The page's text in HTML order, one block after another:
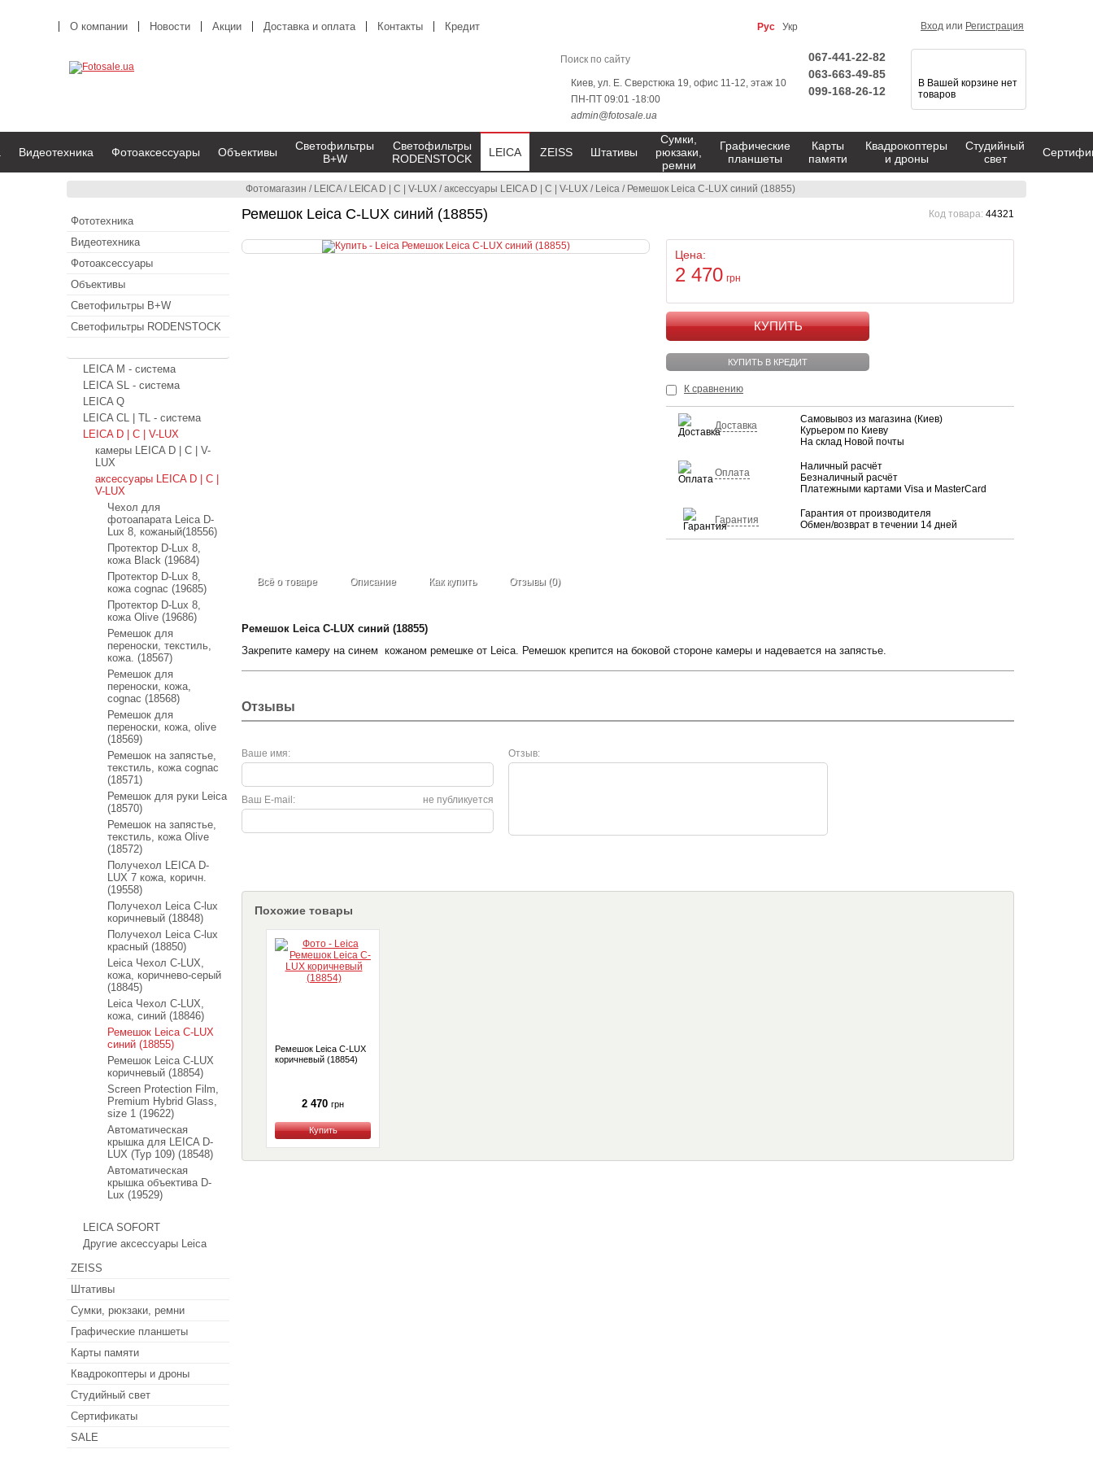
Фотомагазин / LEICA / LEICA D | C | V-LUX /аксессуары LEICA D | C | V-LUX / Leica / Ремешок Leica C-LUX синий (18855)
Ремешок Leica C-LUX синий (18855) Код товара: 44321
Цена:
2 470 грн
КУПИТЬ
КУПИТЬ В КРЕДИТ
К сравнению
Доставка
Самовывоз из магазина (Киев)
Курьером по Киеву
На склад Новой почты
Оплата
Наличный расчёт
Безналичный расчёт
Платежными картами Visa и MasterCard
Гарантия
Гарантия от производителя
Обмен/возврат в течении 14 дней
Всё о товаре Описание Как купить Отзывы (0)
Ремешок Leica C-LUX синий (18855)
Закрепите камеру на синем кожаном ремешке от Leica. Ремешок крепится на боковой стороне камеры и надевается на запястье.
Отзывы
Ваше имя: Отзыв:
не публикуется
Ваш E-mail:
Похожие товары
Ремешок Leica C-LUX
коричневый (18854)
2 470 грн
Купить
О компании Новости Акции Доставка и оплата Контакты Кредит Рус Укр Вход или Регистрация
Киев, ул. Е. Сверстюка 19, офис 11-12, этаж 10
ПН-ПТ 09:01 -18:00
admin@fotosale.ua
067-441-22-82
063-663-49-85
099-168-26-12
В Вашей корзине нет
товаров
Видеотехника Фотоаксессуары Объективы
Светофильтры
B+W
Светофильтры
RODENSTOCK
LEICA ZEISS Штативы
Сумки,
рюкзаки,
ремни
Графические
планшеты
Карты
памяти
Квадрокоптеры
и дроны
Студийный
свет
Фототехника
Видеотехника
Фотоаксессуары
Объективы
Светофильтры B+W
Светофильтры RODENSTOCK
LEICA M - система
LEICA SL - система
LEICA Q
LEICA CL | TL - система
LEICA D | C | V-LUX
камеры LEICA D | C | V-
LUX
аксессуары LEICA D | C |
V-LUX
Чехол для
фотоапарата Leica D-
Lux 8, кожаный(18556)
Протектор D-Lux 8,
кожа Black (19684)
Протектор D-Lux 8,
кожа cognac (19685)
Протектор D-Lux 8,
кожа Olive (19686)
Ремешок для
переноски, текстиль,
кожа. (18567)
Ремешок для
переноски, кожа,
cognac (18568)
Ремешок для
переноски, кожа, olive
(18569)
Ремешок на запястье,
текстиль, кожа cognac
(18571)
Ремешок для руки Leica
(18570)
Ремешок на запястье,
текстиль, кожа Olive
(18572)
Получехол LEICA D-
LUX 7 кожа, коричн.
(19558)
Получехол Leica C-lux
коричневый (18848)
Получехол Leica C-lux
красный (18850)
Leica Чехол C-LUX,
кожа, коричнево-серый
(18845)
Leica Чехол C-LUX,
кожа, синий (18846)
Ремешок Leica C-LUX
синий (18855)
Ремешок Leica C-LUX
коричневый (18854)
Screen Protection Film,
Premium Hybrid Glass,
size 1 (19622)
Автоматическая
крышка для LEICA D-
LUX (Typ 109) (18548)
Автоматическая
крышка объектива D-
Lux (19529)
LEICA SOFORT
Другие аксессуары Leica
ZEISS
Штативы
Сумки, рюкзаки, ремни
Графические планшеты
Карты памяти
Квадрокоптеры и дроны
Студийный свет
Сертификаты
SALE